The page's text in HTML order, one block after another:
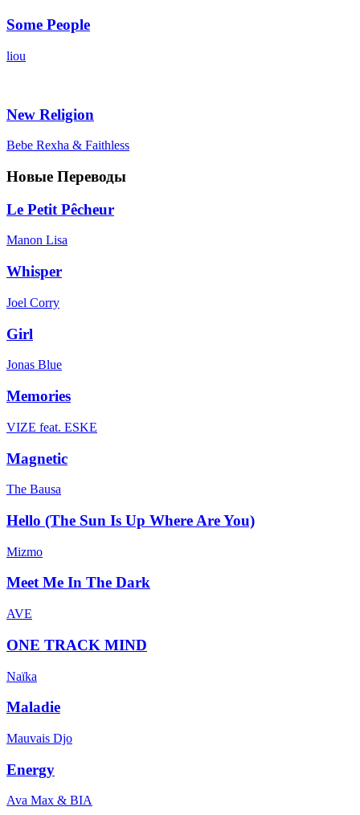
Some People
liou
New Religion
Bebe Rexha & Faithless
Новые Переводы
Le Petit Pêcheur
Manon Lisa
Whisper
Joel Corry
Girl
Jonas Blue
Memories
VIZE feat. ESKE
Magnetic
The Bausa
Hello (The Sun Is Up Where Are You)
Mizmo
Meet Me In The Dark
AVE
ONE TRACK MIND
Naïka
Maladie
Mauvais Djo
Energy
Ava Max & BIA